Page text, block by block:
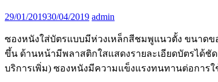
29/01/201930/04/2019 admin
ซองหนังใส่บัตรแบบมีห่วงเหล็กสีชมพูแนวตั้ง ขนาด
ขึ้น ด้านหน้ามีพลาสติกใสแสดงรายละเอียดบัตรได้ชั
บริการเพิ่ม) ซองหนังมีความแข็งแรงทนทานต่อการ